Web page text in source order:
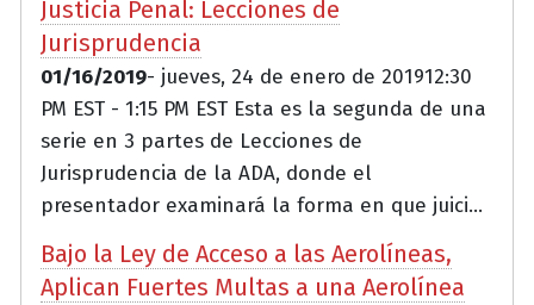
Justicia Penal: Lecciones de
Jurisprudencia
01/16/2019- jueves, 24 de enero de 201912:30
PM EST - 1:15 PM EST Esta es la segunda de una
serie en 3 partes de Lecciones de
Jurisprudencia de la ADA, donde el
presentador examinará la forma en que juici...
Bajo la Ley de Acceso a las Aerolíneas,
Aplican Fuertes Multas a una Aerolínea